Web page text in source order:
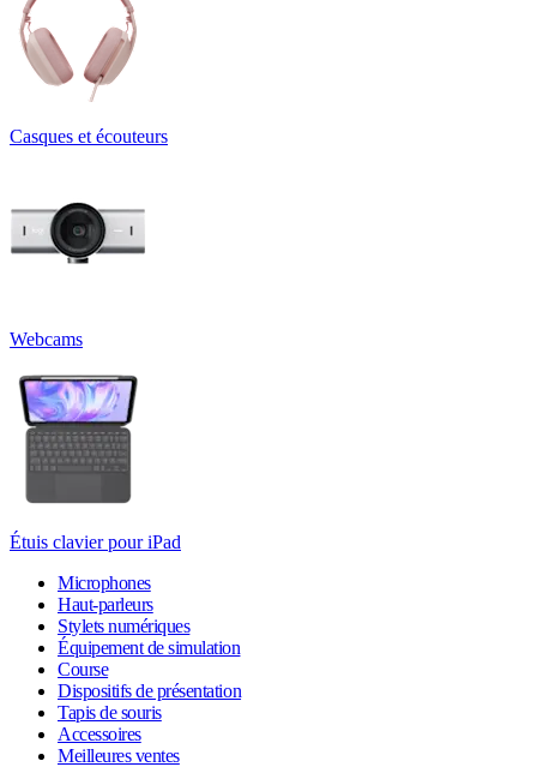
Casques et écouteurs
Webcams
Étuis clavier pour iPad
Microphones
Haut-parleurs
Stylets numériques
Équipement de simulation
Course
Dispositifs de présentation
Tapis de souris
Accessoires
Meilleures ventes